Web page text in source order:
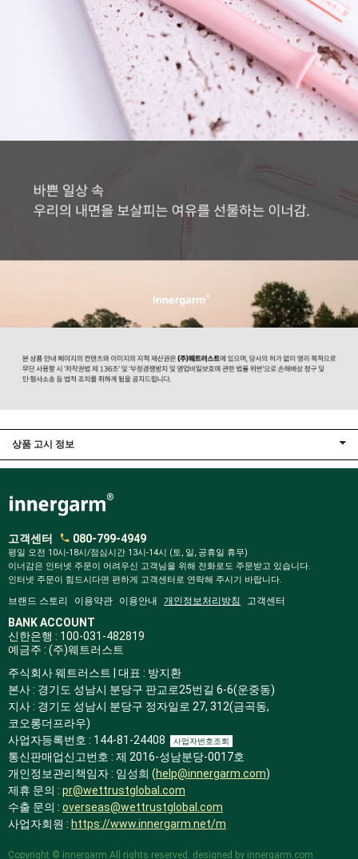
상품 고시 정보
고객센터 080-799-4949
평일 오전 10시-18시/점심시간 13시-14시 (토, 일, 공휴일 휴무)
이너감은 인터넷 주문이 어려우신 고객님을 위해 전화로도 주문받고 있습니다.
인터넷 주문이 힘드시다면 편하게 고객센터로 연락해 주시기 바랍니다.
브랜드 스토리 이용약관 이용안내 개인정보처리방침 고객센터
BANK ACCOUNT
신한은행 : 100-031-482819
예금주 : (주)웨트러스트
주식회사 웨트러스트 | 대표 : 방지환
본사 : 경기도 성남시 분당구 판교로25번길 6-6(운중동)
지사 : 경기도 성남시 분당구 정자일로 27, 312(금곡동,
코오롱더프라우)
사업자등록번호 : 144-81-24408
사업자번호조회
통신판매업신고번호 : 제 2016-성남분당-0017호
개인정보관리책임자 : 임성희 (help@innergarm.com)
제휴 문의 : pr@wettrustglobal.com
수출 문의 : overseas@wettrustglobal.com
사업자회원 : https://www.innergarm.net/m
Copyright © innergarm.All rights reserved. designed by innergarm.com